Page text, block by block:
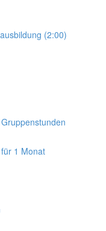
(2:00)
1 Monat